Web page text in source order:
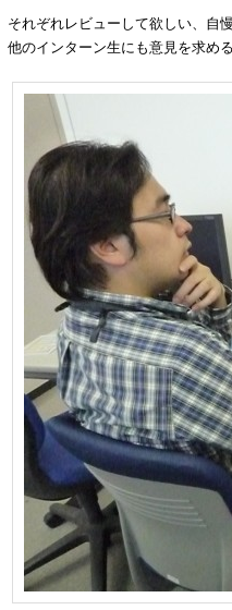
それぞれレビューして欲しい、自
他のインターン生にも意見を求め